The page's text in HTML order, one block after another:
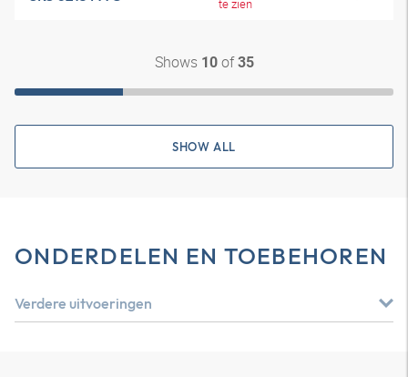
te zien
Shows 10of35
SHOW ALL
ONDERDELEN EN TOEBEHOREN
Verdere uitvoeringen